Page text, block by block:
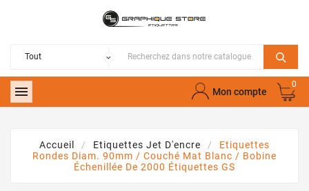
 Mon compte
0
Accueil Etiquettes Jet D'encre
Etiquettes
Rondes Diam. 90mm / Couché Mat Blanc / Bobine
Échenillée De 2000 Étiquettes GS